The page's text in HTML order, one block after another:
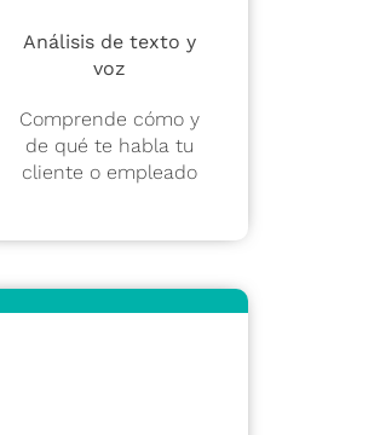
Análisis de texto y
voz
Comprende cómo y
de qué te habla tu
cliente o empleado